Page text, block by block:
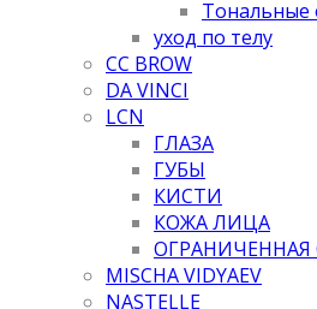
Тональные
уход по телу
CC BROW
DA VINCI
LCN
ГЛАЗА
ГУБЫ
КИСТИ
КОЖА ЛИЦА
ОГРАНИЧЕННАЯ
MISCHA VIDYAEV
NASTELLE